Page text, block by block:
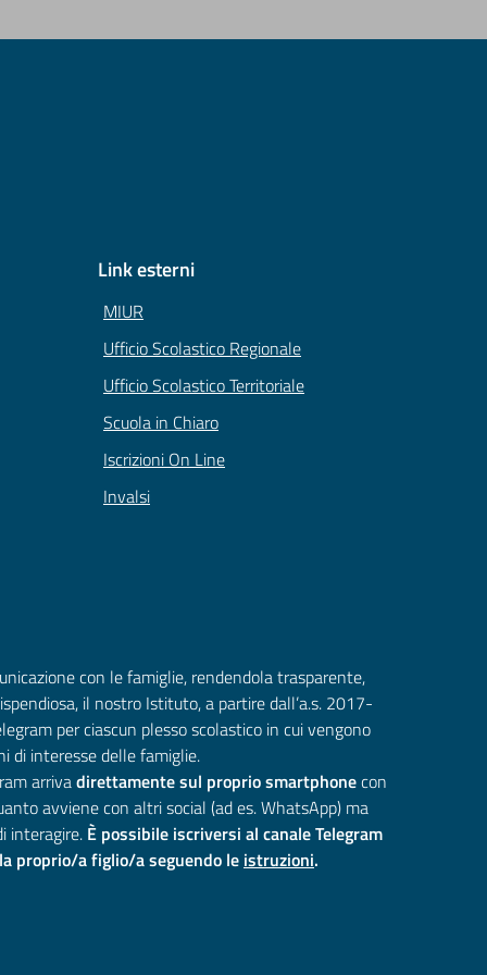
Link esterni
MIUR
Ufficio Scolastico Regionale
Ufficio Scolastico Territoriale
Scuola in Chiaro
Iscrizioni On Line
Invalsi
con le famiglie, rendendola trasparente,
il nostro Istituto, a partire dall’a.s. 2017-
per ciascun plesso scolastico in cui vengono
di interesse delle famiglie.
arrivadirettamente sul proprio smartphonecon
avviene con altri social (ad es. WhatsApp) ma
interagire. È possibile iscriversi al canale Telegram
proprio/a figlio/a seguendo le istruzioni.